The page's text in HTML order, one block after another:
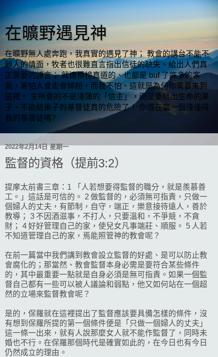
在曠野遇見神
在曠野無人處奔跑，我真實的遇見了神； 教會的講台不能不
顧人的情面，牧者也很難直言指出信徒的缺失、給出人們真
正需要的諍言； 就連標榜真道的、也都是 buf 了許多的客
氣，害怕人會走會掉粉，而我不怕、這就是為何你需要來到
這裡。 主所要的不是淺薄的「信主」，而是要結出生命的果
子，不能結果子的基督徒真的危險了！ 你還在當一個僅僅得
救的基督徒嗎?
2022年2月14日 星期一
監督的資格（提前3:2）
提摩太前書三章：1 「人若想要得監督的職分，就是羨慕善
工。」這話是可信的。 2 做監督的，必須無可指責，只做一
個婦人的丈夫，有節制，自守，端正，樂意接待遠人，善於
教導； 3 不因酒滋事，不打人，只要溫和，不爭競，不貪
財； 4 好好管理自己的家，使兒女凡事端莊、順服。 5 人若
不知道管理自己的家，焉能照管神的教會呢？
在前一篇當中我們講到教會設立監督的好處、是可以防止教
會腐化的；那當然、教會監督本身必需是要符合某些條件
的，其中最重要一點就是自身必須是無可指責。如果一個監
督自己都有一些可以被人議論和弱點，他又如何站在一個超
然的立場來監督教會呢？
是的，保羅就在這裡提出了監督應該要具備怎樣的條件，沒
有想到保羅所提的第一個條件便是「只做一個婦人的丈夫」
這一條一出來，就有人說那麼女人就不能作監督了，同時未
婚也不行。在保羅那個時代是確實如此的，在今日也有今日
仍然成立的理由。